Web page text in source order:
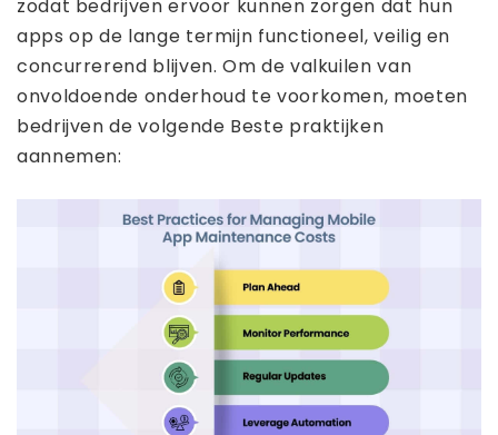
zodat bedrijven ervoor kunnen zorgen dat hun
apps op de lange termijn functioneel, veilig en
concurrerend blijven. Om de valkuilen van
onvoldoende onderhoud te voorkomen, moeten
bedrijven de volgende Beste praktijken
aannemen: